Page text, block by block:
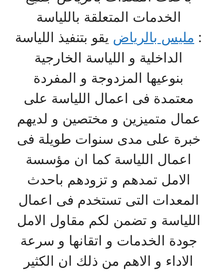
الخدمات المتعلقة باللياسة
: مليس بالرياض يقو بتنفيذ اللياسة
الداخلية و اللياسة الخارجية
بنوعيها المزدوجة و المفردة
معتمدة فى اعمال اللياسة على
عمال متميزين و مختصين و لديهم
خبرة على مدى سنوات طويلة فى
اعمال اللياسة كما ان مؤسسة
الامل تمدهم و تزودهم باحدث
المعدات التى تستخدم فى اعمال
اللياسة و تضمن لكم مقاول الامل
جودة الخدمات و اتقانها و سرعة
الاداء و الاهم من ذلك ان الكثير